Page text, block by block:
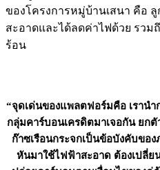
ของโครงการหมู่บ้านเสนา คือ
สะอาดและได้ลดค่าไฟด้วย รวม
ร้อน
“จุดเด่นของแพลตฟอร์มคือ เรานำ
กลุ่มคาร์บอนเครดิตมาเจอกัน ยกตั
ก๊าซเรือนกระจกเป็นข้อบังคับขอ
หันมาใช้ไฟฟ้าสะอาด ต้องเปลี่ย